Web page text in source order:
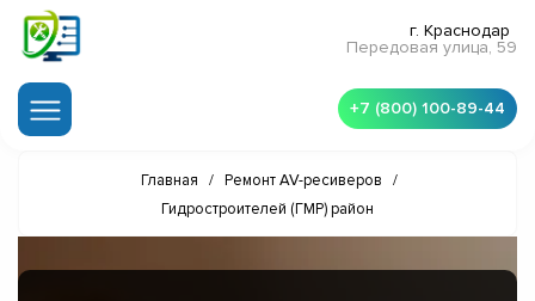
г. Краснодар
Передовая улица, 59
+7 (800) 100-89-44
Главная / Ремонт AV-ресиверов
/
Гидростроителей (ГМР) район